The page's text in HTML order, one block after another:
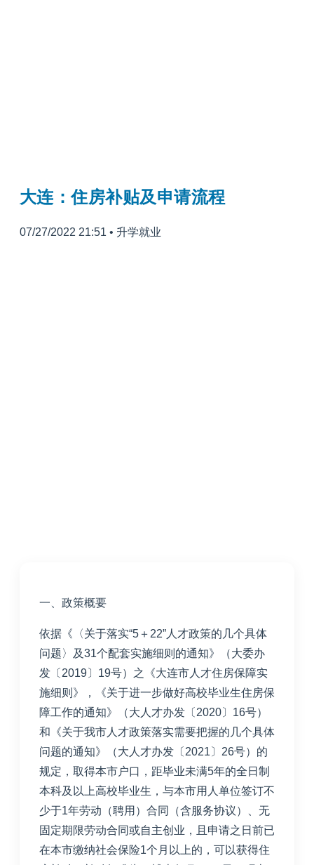
大连：住房补贴及申请流程
07/27/2022 21:51 • 升学就业
一、政策概要
依据《〈关于落实“5 ＋ 22”人才政策的几个具体
问题〉及31个配套实施细则的通知》（大委办
发〔 2019〕 19号）之《大连市人才住房保障实
施细则》，《关于进一步做好高校毕业生住房保
障工作的通知》（大人才办发〔 2020〕 16号）
和《关于我市人才政策落实需要把握的几个具体
问题的通知》（大人才办发〔 2021 〕 26号）的
规定，取得本市户口，距毕业未满5年的全日制
本科及以上高校毕业生，与本市用人单位签订不
少于1年劳动（聘用）合同（含服务协议）、 无
固定期限劳动合同或自主创业，且申请之日前已
在本市缴纳社会保险1个月以上的，可以获得住